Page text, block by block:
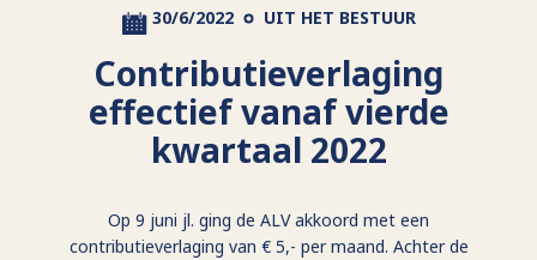
30/6/2022 UIT HET BESTUUR
Contributieverlaging
effectief vanaf vierde
kwartaal 2022
Op 9 juni jl. ging de ALV akkoord met een
contributieverlaging van € 5,- per maand. Achter de